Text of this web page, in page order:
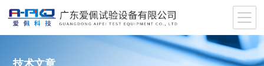
技术文章